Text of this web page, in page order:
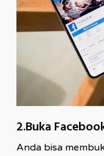
2.Buka
Anda bisa